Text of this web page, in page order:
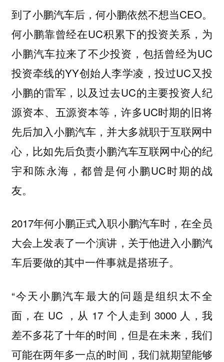
到了小鹏汽车后，何小鹏依然不想当CEO。
何小鹏靠曾经在UC积累下的投资关系，为
小鹏汽车拉来了不少投资，包括曾经为UC
投资牵线的YY创始人李学凌，投过UC又投
小鹏的雷军，以及过去UC的主要投资人纪
源资本、五源资本等，许多UC时期的旧将
先后加入小鹏汽车，并大多就职于互联网中
心，比如先后负责小鹏汽车互联网中心的纪
宇和陈永海，都曾是何小鹏UC时期的战
友。
2017年何小鹏正式入职小鹏汽车时，在全员
大会上发表了一个演讲，关于他进入小鹏汽
车后要做的其中一件事就是搭班子。
“今天小鹏汽车最大的问题是组织太不全
面，在 UC ，从 17 个人走到 3000 人，我
差不多花了十年的时间，但是在未来，我们
可能在两年多一点的时间，我们就期望能够